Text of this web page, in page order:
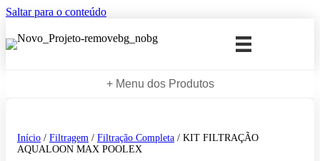
Saltar para o conteúdo
+ Menu dos Produtos
Início / Filtragem / Filtração Completa / KIT FILTRAÇÃO
AQUALOON MAX POOLEX